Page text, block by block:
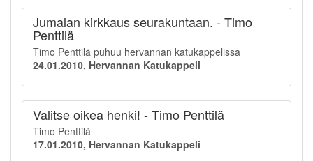
Jumalan kirkkaus seurakuntaan. - Timo
Penttilä
Timo Penttilä puhuu hervannan katukappelissa
24.01.2010, Hervannan Katukappeli
Valitse oikea henki! - Timo Penttilä
Timo Penttilä
17.01.2010, Hervannan Katukappeli